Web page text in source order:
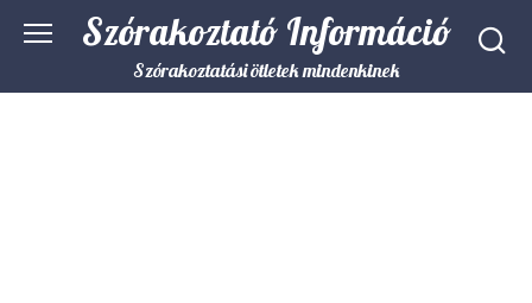
Szórakoztató Információ
Szórakoztatási ötletek mindenkinek